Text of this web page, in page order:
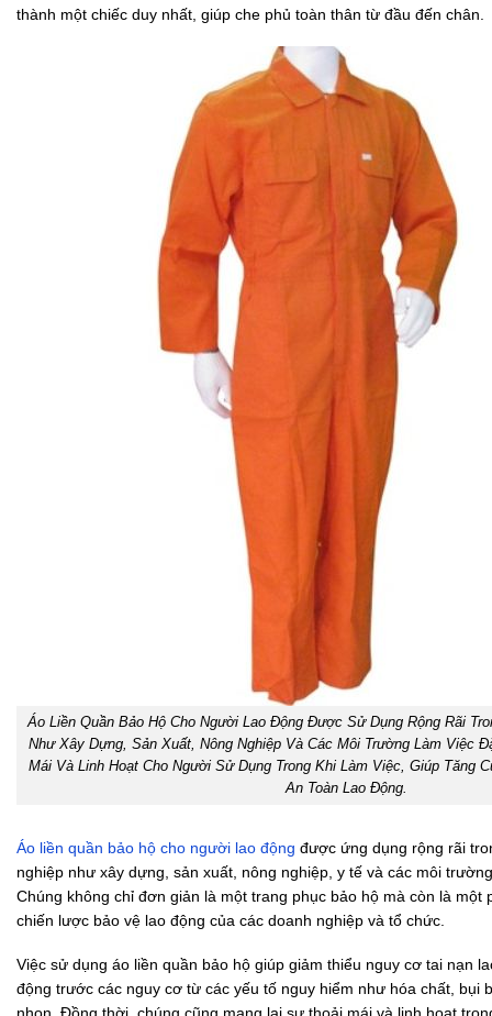
thành một chiếc duy nhất, giúp che phủ toàn thân từ đầu đến chân.
Áo Liền Quần Bảo Hộ Cho Người Lao Động Được Sử Dụng Rộng Rãi
Như Xây Dựng, Sản Xuất, Nông Nghiệp Và Các Môi Trường Làm Việc
Mái Và Linh Hoạt Cho Người Sử Dụng Trong Khi Làm Việc, Giúp Tăng
An Toàn Lao Động.
Áo liền quần bảo hộ cho người lao động được ứng dụng rộng rãi
nghiệp như xây dựng, sản xuất, nông nghiệp, y tế và các môi
Chúng không chỉ đơn giản là một trang phục bảo hộ mà còn là một
chiến lược bảo vệ lao động của các doanh nghiệp và tổ chức.
Việc sử dụng áo liền quần bảo hộ giúp giảm thiểu nguy cơ tai nạn
động trước các nguy cơ từ các yếu tố nguy hiểm như hóa chất, bụi